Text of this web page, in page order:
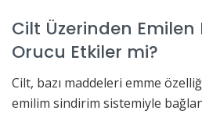
Cilt Üzerinden
Orucu Etkiler mi?
Cilt, bazı maddeleri emme
emilim sindirim sistemiyle